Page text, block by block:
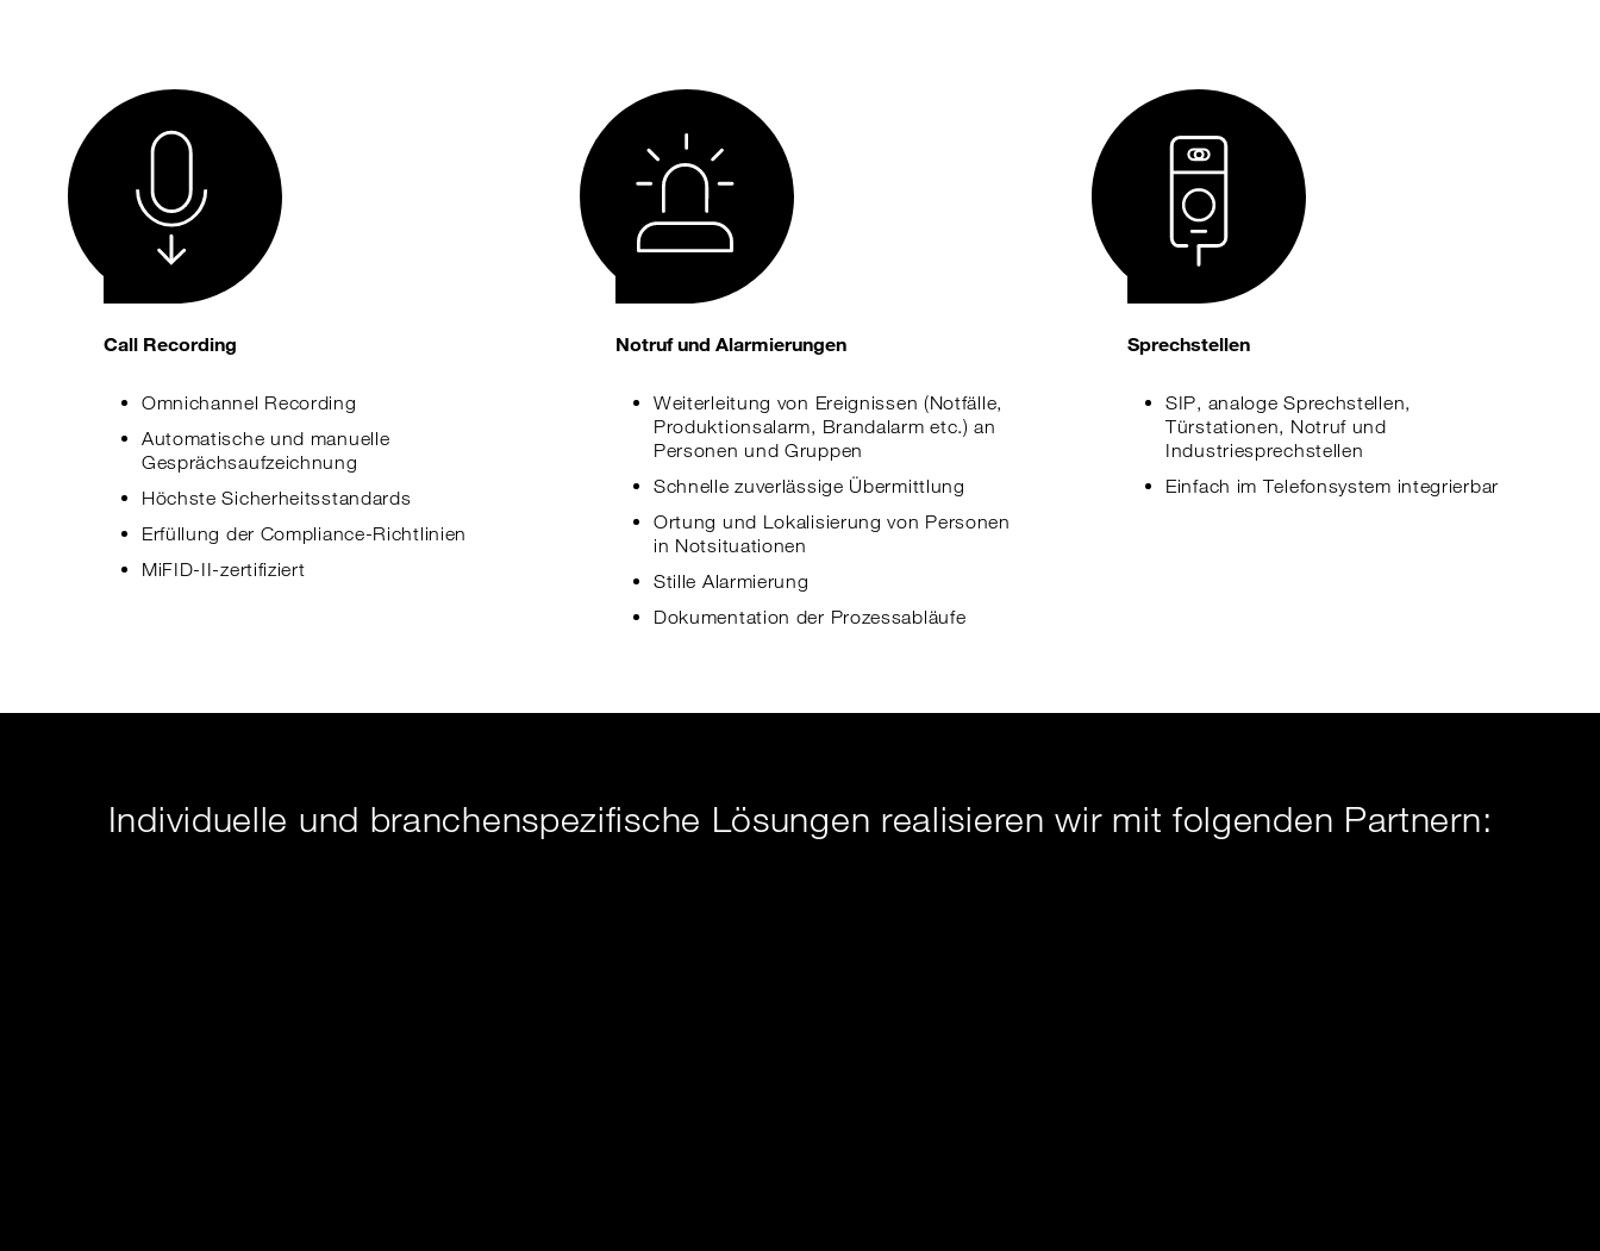
Call Recording
Omnichannel Recording
Automatische und manuelle
Gesprächsaufzeichnung
Höchste Sicherheitsstandards
Erfüllung der Compliance-Richtlinien
MiFID-II-zertifiziert
Notruf und Alarmierungen
Weiterleitung von Ereignissen (Notfälle,
Produktionsalarm, Brandalarm etc.) an
Personen und Gruppen
Schnelle zuverlässige Übermittlung
Ortung und Lokalisierung von Personen
in Notsituationen
Stille Alarmierung
Dokumentation der Prozessabläufe
Sprechstellen
SIP, analoge Sprechstellen,
Türstationen, Notruf und
Industriesprechstellen
Einfach im Telefonsystem integrierbar
Individuelle und branchenspezifische Lösungen realisieren wir mit folgenden Partnern: